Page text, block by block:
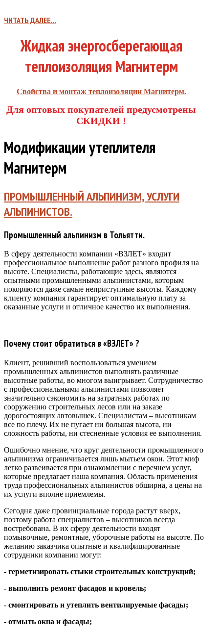
ЧИТАТЬ ДАЛЕЕ...
Жидкая энергосберегающая
теплоизоляция Магнитерм
Свойства и монтаж теплоизоляции Магнитерм.
Для оптовых покупателей предусмотрены
СКИДКИ !
Модификации утеплителя
Магнитерм
ПРОМЫШЛЕННЫЙ АЛЬПИНИЗМ, УСЛУГИ
АЛЬПИНИСТОВ.
Промышленный альпинизм в Тольятти.
В сферу деятельности компании «ВЗЛЕТ» входит
профессиональное выполнение работ разного профиля на
высоте. Специалисты, работающие здесь, являются
опытными промышленными альпинистами, которым
покоряются даже самые неприступные высоты. Каждому
клиенту компания гарантирует оптимальную плату за
оказанные услуги и отличное качество их выполнения.
Почему стоит обратиться в «ВЗЛЕТ» ?
Клиент, решивший воспользоваться умением
промышленных альпинистов выполнять различные
высотные работы, во многом выигрывает. Сотрудничество
с профессиональными альпинистами позволяет
значительно сэкономить на затратных работах по
сооружению строительных лесов или на заказе
дорогостоящих автовышек. Специалистам – высотникам
все по плечу. Их не пугает ни большая высота, ни
сложность работы, ни стесненные условия ее выполнения.
Ошибочно мнение, что круг деятельности промышленного
альпинизма ограничивается лишь мытьем окон. Этот миф
легко развеивается при ознакомлении с перечнем услуг,
которые предлагает наша компания. Область применения
труда профессиональных альпинистов обширна, а цены на
их услуги вполне приемлемы.
Сегодня даже провинциальные города растут вверх,
поэтому работа специалистов – высотников всегда
востребована. В их сферу деятельности входят
помывочные, ремонтные, уборочные работы на высоте. По
желанию заказчика опытные и квалифицированные
сотрудники компании могут:
- герметизировать стыки строительных конструкций;
- выполнить ремонт фасадов и кровель;
- смонтировать и утеплить вентилируемые фасады;
- отмыть окна и фасады;